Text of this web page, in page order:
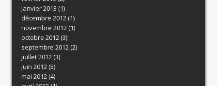
janvier 2013 (1)
décembre 2012(1)
novembre 2012(1)
octobre 2012(3)
septembre 2012(2)
juillet 2012(3)
juin 2012(5)
mai 2012(4)